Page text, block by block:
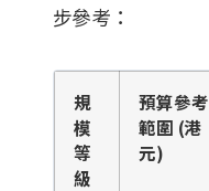
步參考：
規
模
等
級
預算參考
範圍 (港
元)